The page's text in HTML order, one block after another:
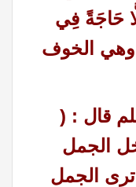
حَاجَةً فِي
الخوف
قال : (
الجمل
ترى الجمل